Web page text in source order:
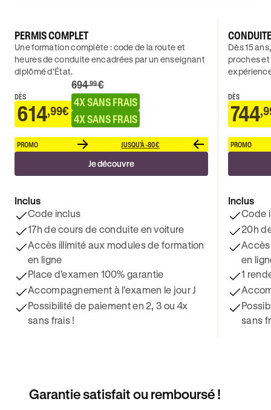
PERMIS COMPLET
Une formation complète : code de la route et
heures de conduite encadrées par un enseignant
diplômé d’État.
DÈS
614,99€
694 .99€
4X SANS FRAIS
4X SANS FRAIS
PROMO JUSQU'À -80€
Je découvre
Inclus
Code inclus
17h de cours de conduite en voiture
Accès illimité aux modules de formation
en ligne
Place d’examen 100% garantie
Accompagnement à l'examen le jour J
Possibilité de paiement en 2, 3 ou 4x
sans frais !
Dès 15
proches
DÈS
744
PROMO
Inclus
Code
20h
en
1
sans
Garantie satisfait ou remboursé !